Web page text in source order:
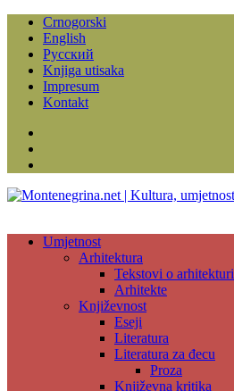
Crnogorski
English
Русский
Knjiga utisaka
Impresum
Kontakt
Umjetnost
Arhitektura
Tekstovi o arhitekturi
Arhitekte
Književnost
Eseji
Literatura
Literatura za đecu
Proza
Književna kritika